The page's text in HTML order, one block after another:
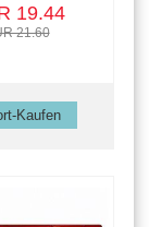
19.44
21.60